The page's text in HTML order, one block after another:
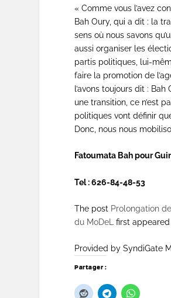
« Comme vous l’avez
Bah Oury, qui a dit : la
sens où nous savons
aussi organiser les
partis politiques, lui-
faire la promotion de
l’avons toujours dit :
une transition, ce n’est
politiques vont définir
Donc, nous nous
Fatoumata Bah pour
Tel : 626-84-48-53
The post Prolongation
du MoDeL
first
Provided by SyndiGate
Partager :